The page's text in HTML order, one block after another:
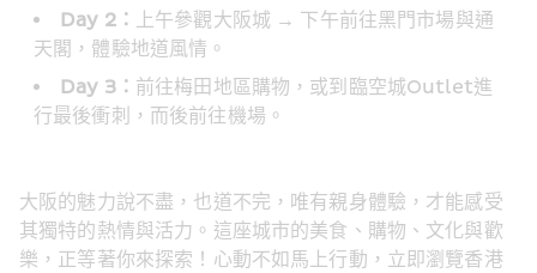
Day 2： 上午參觀大阪城 → 下午前往黑門市場與通
天閣，體驗地道風情。
Day 3： 前往梅田地區購物，或到臨空城Outlet進
行最後衝刺，而後前往機場。
大阪的魅力說不盡，也道不完，唯有親身體驗，才能感受
其獨特的熱情與活力。這座城市的美食、購物、文化與歡
樂，正等著你來探索！心動不如馬上行動，立即瀏覽香港